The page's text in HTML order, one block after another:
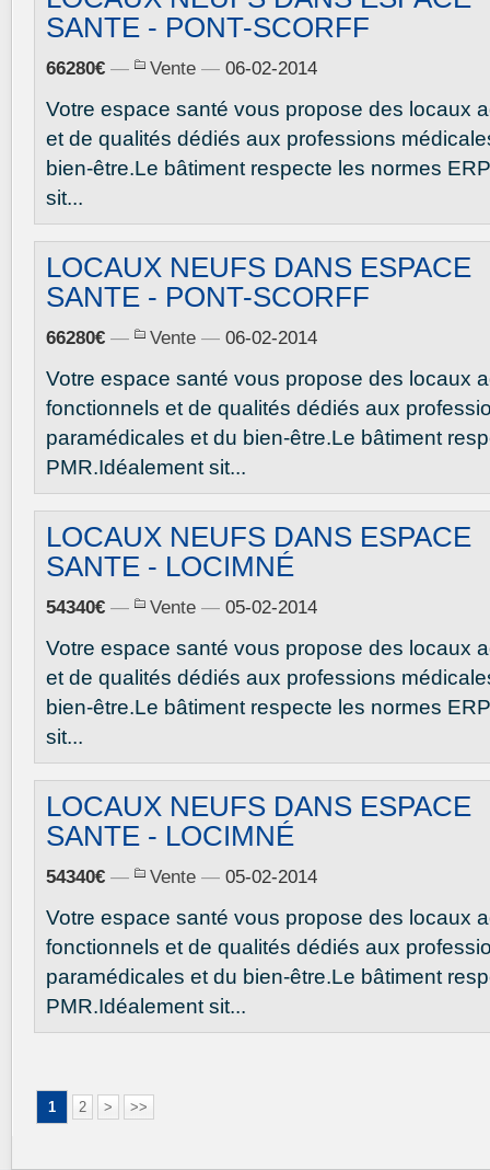
SANTE - PONT-SCORFF
66280€ — Vente — 06-02-2014
Votre espace santé vous propose des locaux
et de qualités dédiés aux professions
bien-être.Le bâtiment respecte les normes
sit...
LOCAUX NEUFS DANS ESPACE
SANTE - PONT-SCORFF
66280€ — Vente — 06-02-2014
Votre espace santé vous propose des locaux
fonctionnels et de qualités dédiés aux
paramédicales et du bien-être.Le bâtiment
PMR.Idéalement sit...
LOCAUX NEUFS DANS ESPACE
SANTE - LOCIMNÉ
54340€ — Vente — 05-02-2014
Votre espace santé vous propose des locaux
et de qualités dédiés aux professions
bien-être.Le bâtiment respecte les normes
sit...
LOCAUX NEUFS DANS ESPACE
SANTE - LOCIMNÉ
54340€ — Vente — 05-02-2014
Votre espace santé vous propose des locaux
fonctionnels et de qualités dédiés aux
paramédicales et du bien-être.Le bâtiment
PMR.Idéalement sit...
1 2 > >>